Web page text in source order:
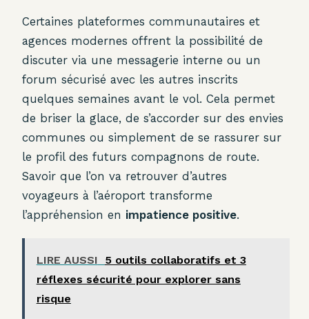
Certaines plateformes communautaires et
agences modernes offrent la possibilité de
discuter via une messagerie interne ou un
forum sécurisé avec les autres inscrits
quelques semaines avant le vol. Cela permet
de briser la glace, de s’accorder sur des envies
communes ou simplement de se rassurer sur
le profil des futurs compagnons de route.
Savoir que l’on va retrouver d’autres
voyageurs à l’aéroport transforme
l’appréhension en impatience positive.
LIRE AUSSI
5 outils collaboratifs et 3
réflexes sécurité pour explorer sans
risque